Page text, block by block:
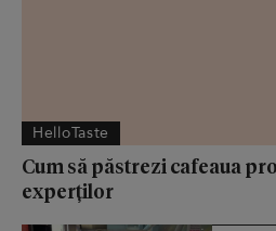
HelloTaste
Cum să păstrezi cafeaua
experților